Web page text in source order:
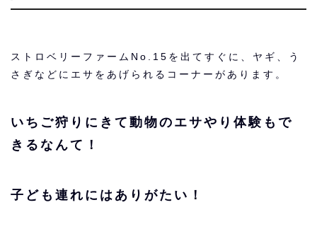
ストロベリーファームNo.15を出てすぐに、ヤギ、う
さぎなどにエサをあげられるコーナーがあります。
いちご狩りにきて動物のエサやり体験もで
きるなんて！
子ども連れにはありがたい！